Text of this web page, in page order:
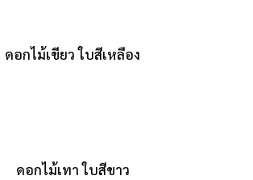
ดอกไม้เขียว ใบสีเหลือง
ดอกไม้เทา ใบสีขาว